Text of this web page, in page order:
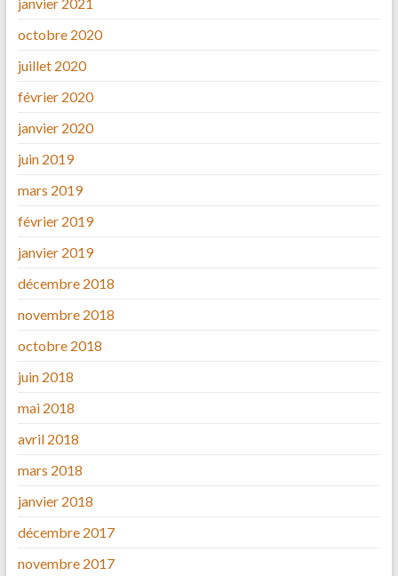
octobre 2020
juillet 2020
février 2020
janvier 2020
juin 2019
mars 2019
février 2019
janvier 2019
décembre 2018
novembre 2018
octobre 2018
juin 2018
mai 2018
avril 2018
mars 2018
janvier 2018
décembre 2017
novembre 2017